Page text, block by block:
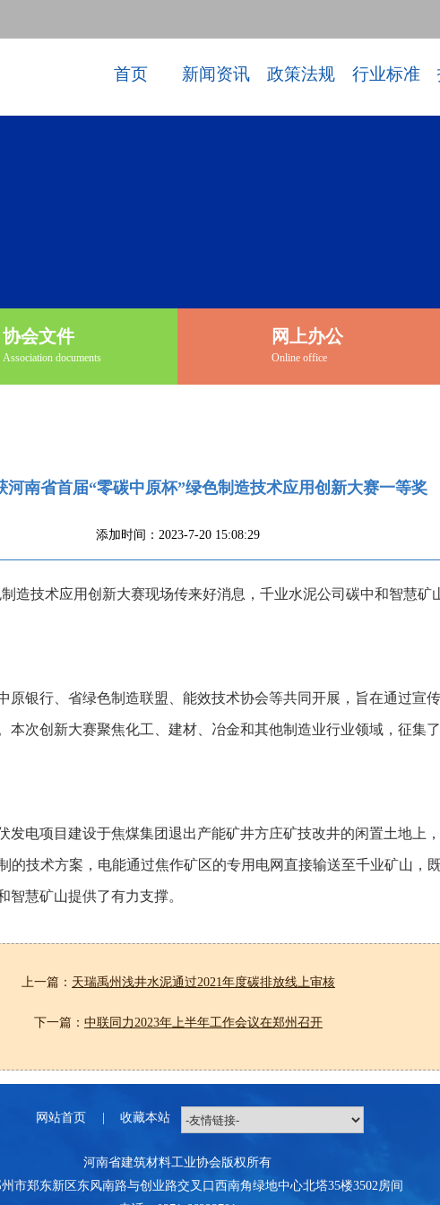
首页 新闻资讯 政策法规 行业标准
协会文件
Association documents
网上办公
Online office
河南省首届“零碳中原杯”绿色制造技术应用创新大赛一等奖
添加时间：2023-7-20 15:08:29
造技术应用创新大赛现场传来好消息，千业水泥公司碳中和智慧矿
原银行、省绿色制造联盟、能效技术协会等共同开展，旨在通过宣
次创新大赛聚焦化工、建材、冶金和其他制造业行业领域，征集
电项目建设于焦煤集团退出产能矿井方庄矿技改井的闲置土地上
的技术方案，电能通过焦作矿区的专用电网直接输送至千业矿山，
慧矿山提供了有力支撑。
上一篇： 天瑞禹州浅井水泥通过2021年度碳排放线上审核
下一篇： 中联同力2023年上半年工作会议在郑州召开